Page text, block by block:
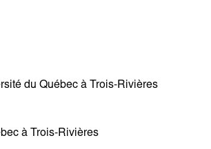
du Québec à Trois-Rivières
à Trois-Rivières